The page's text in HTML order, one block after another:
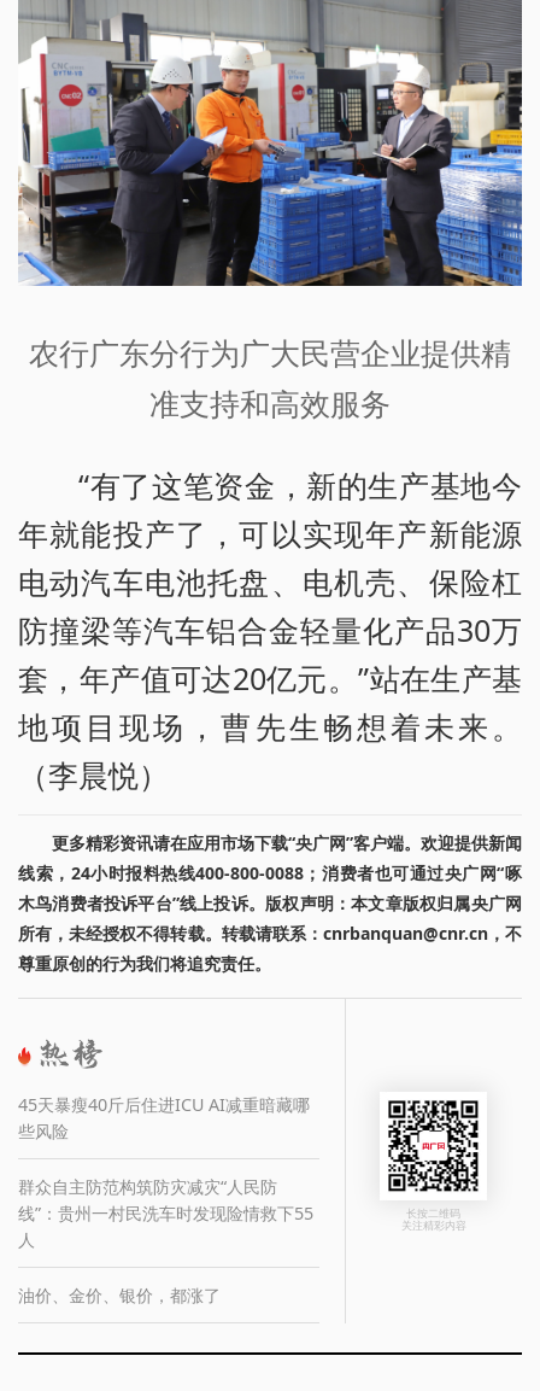
农行广东分行为广大民营企业提供精
准支持和高效服务
“有了这笔资金，新的生产基地今
年就能投产了，可以实现年产新能源
电动汽车电池托盘、电机壳、保险杠
防撞梁等汽车铝合金轻量化产品30万
套，年产值可达20亿元。”站在生产基
地项目现场，曹先生畅想着未来。
（李晨悦）
更多精彩资讯请在应用市场下载“央广网”客户端。欢迎提供新闻
线索，24小时报料热线400-800-0088；消费者也可通过央广网“啄
木鸟消费者投诉平台”线上投诉。版权声明：本文章版权归属央广网
所有，未经授权不得转载。转载请联系：cnrbanquan@cnr.cn，不
尊重原创的行为我们将追究责任。
45天暴瘦40斤后住进ICU AI减重暗藏哪
些风险
群众自主防范构筑防灾减灾“人民防
线”：贵州一村民洗车时发现险情救下55
人
油价、金价、银价，都涨了
长按二维码
关注精彩内容